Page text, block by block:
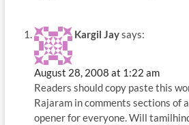
Kargil Jaysays:
August 28, 2008 at 1:22 am
Readers should copy paste this
Rajaram in comments sections of
opener for everyone. Will